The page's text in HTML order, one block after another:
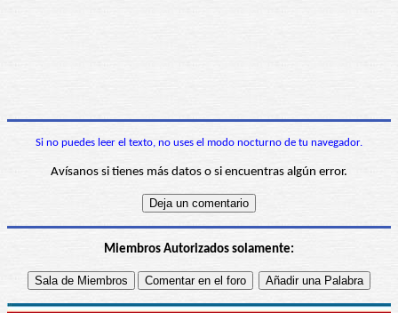
Si no puedes leer el texto, no uses el modo nocturno de tu navegador.
Avísanos si tienes más datos o si encuentras algún error.
Miembros Autorizados solamente: